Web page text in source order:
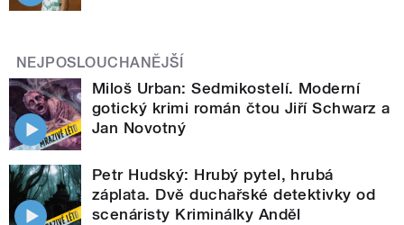
NEJPOSLOUCHANĚJŠÍ
Miloš Urban: Sedmikostelí. Moderní
gotický krimi román čtou Jiří Schwarz a
Jan Novotný
Petr Hudský: Hrubý pytel, hrubá
záplata. Dvě duchařské detektivky od
scenáristy Kriminálky Anděl